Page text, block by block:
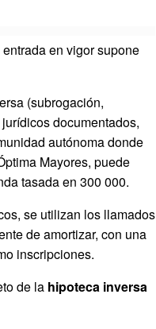
en vigor supone
(subrogación,
documentados,
autónoma donde
Mayores, puede
tasada en 300 000.
se utilizan los llamados
de amortizar, con una
inscripciones.
de la hipoteca inversa